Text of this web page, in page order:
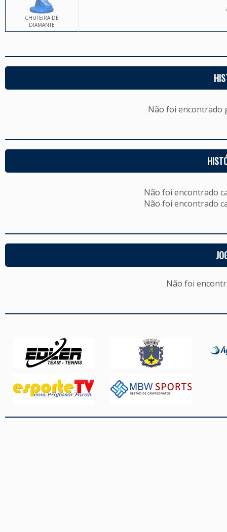
CHUTEIRA DE
DIAMANTE
Não foi encontrado
Não foi encontrado
Não foi encontrado
Não foi